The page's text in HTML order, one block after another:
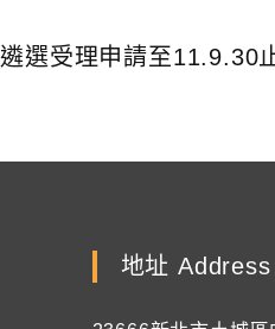
選受理申請至11.9.30
地址 Address